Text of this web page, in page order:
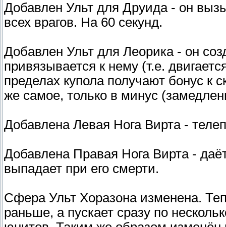
Добавлен Ульт для Друида - он
всех врагов. На 60 секунд.
Добaвлен Ульт для Леорика - он
привязывается к нему (т.е.
пределах купола получают бонус к
же самое, только в минус
Добавлена Левая Нога Вирта -
Добавлена Правая Нога Вирта -
выпадает при его смерти.
Сфера Ульт Хоразона изменена.
раньше, а пускает сразу по